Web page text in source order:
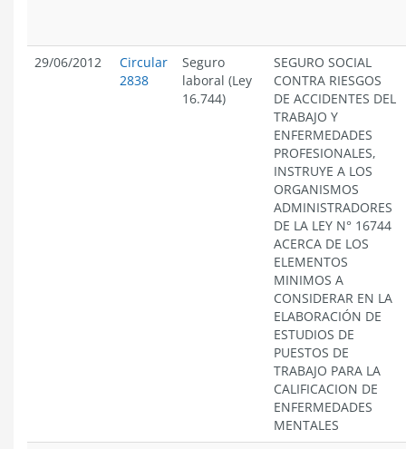
29/06/2012
Circular
2838
Seguro
laboral (Ley
16.744)
SEGURO SOCIAL
CONTRA RIESGOS
DE ACCIDENTES DEL
TRABAJO Y
ENFERMEDADES
PROFESIONALES,
INSTRUYE A LOS
ORGANISMOS
ADMINISTRADORES
DE LA LEY N° 16744
ACERCA DE LOS
ELEMENTOS
MINIMOS A
CONSIDERAR EN LA
ELABORACIÓN DE
ESTUDIOS DE
PUESTOS DE
TRABAJO PARA LA
CALIFICACION DE
ENFERMEDADES
MENTALES